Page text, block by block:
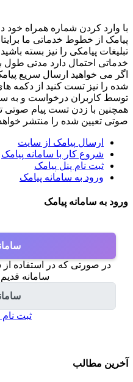
با وارد کردن شماره همراه خود
پیامک از خطوط خدماتی ما
تبلیغات پیامکی را نیز بسته
خدماتی احتمال دارد مدتی
اگر می خواهید ارسال سریع
شده را نیز تست کنید از دکمه
توسط کاربران درخواست و به
همچنین با زدن تست پیام صوتی
صوتی تعیین شده را منتشر
ارسال پیامک از سایت
شروع کار با سامانه پیامک
ثبت نام پنل پیامک
ورود به سامانه پیامک
ورود به سامانه پیامک
در صورتی که در استفاده از
سامانه قدیم
ثبت نام
آخرین مطالب